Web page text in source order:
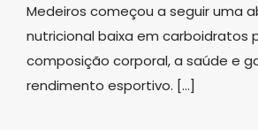
Medeiros começou a seguir uma
nutricional baixa em carboidratos
composição corporal, a saúde e
rendimento esportivo. […]